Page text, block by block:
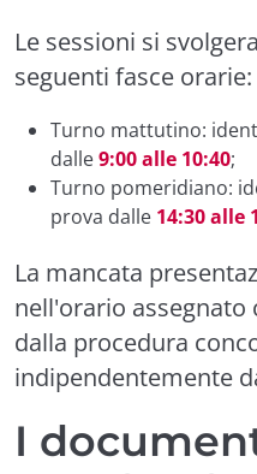
Le sessioni si
seguenti fasce orarie:
Turno mattutino:
dalle9:00 alle 10:40;
Turno pomeridiano:
prova dalle 14:30 alle
La mancata
nell'orario assegnato
dalla procedura
indipendentemente
I